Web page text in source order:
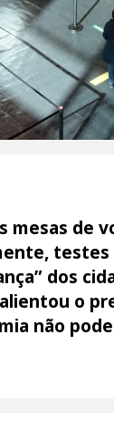
mesas de
testes
dos
o
não